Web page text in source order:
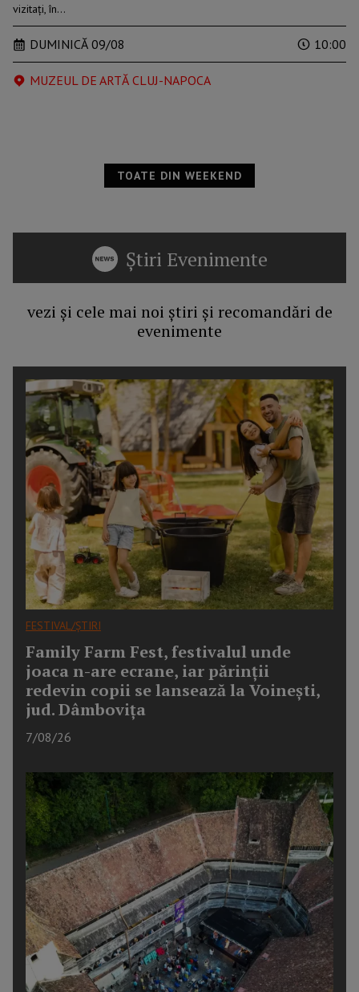
vizitați, în…
DUMINICĂ 09/08 10:00
MUZEUL DE ARTĂ CLUJ-NAPOCA
TOATE DIN WEEKEND
Știri Evenimente
vezi și cele mai noi știri și recomandări de
evenimente
FESTIVAL/ȘTIRI
Family Farm Fest, festivalul unde
joaca n-are ecrane, iar părinții
redevin copii se lansează la Voinești,
jud. Dâmbovița
7/08/26